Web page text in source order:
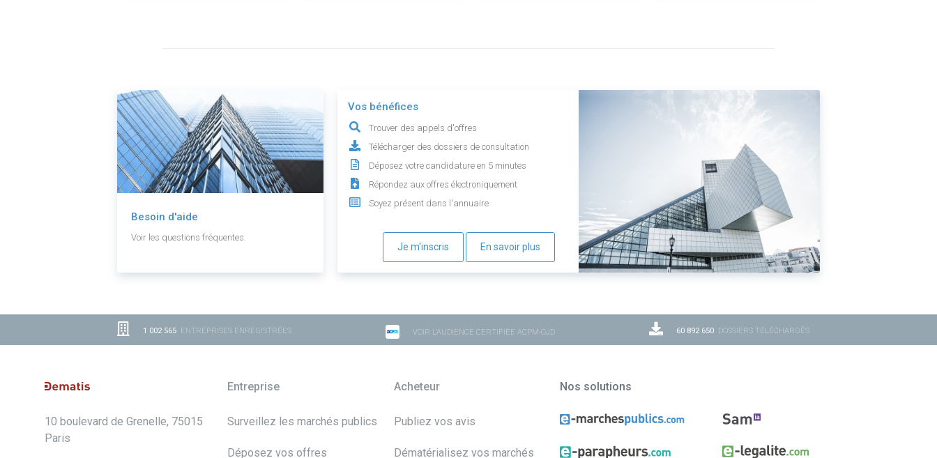
Besoin d'aide
Voir les questions fréquentes.
Vos bénéfices
Trouver des appels d'offres
Télécharger des dossiers de consultation
Déposez votre candidature en 5 minutes
Répondez aux offres électroniquement
Soyez présent dans l'annuaire
Je m'inscris En savoir plus
1 002 565 ENTREPRISES ENREGISTRÉES VOIR L'AUDIENCE CERTIFIÉE ACPM-OJD 60 892 650 DOSSIERS TÉLÉCHARGÉS
10 boulevard de Grenelle, 75015
Paris
Entreprise
Surveillez les marchés publics
Déposez vos offres
Acheteur
Publiez vos avis
Dématérialisez vos marchés
Nos solutions